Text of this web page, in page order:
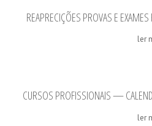
REAPRECIÇÕES PROVAS E
ler
CURSOS PROFISSIONAIS —
ler